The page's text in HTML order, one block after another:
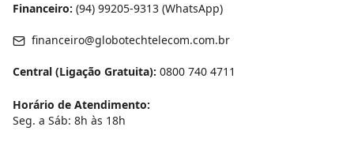
Financeiro: (94) 99205-9313 (WhatsApp)
financeiro@globotechtelecom.com.br
Central (Ligação Gratuita): 0800 740 4711
Horário de Atendimento:
Seg. a Sáb: 8h às 18h